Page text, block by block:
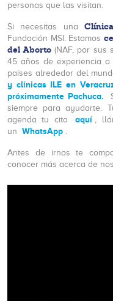
personas que las visitan.
Si necesitas una
Fundación MSI. Estamos
del Aborto (NAF, por sus
45 años de experiencia
países alrededor del
y clínicas ILE en
próximamente Pachuca.
siempre para ayudarte.
agenda tu cita
aquí ,
un WhatsApp .
Antes de irnos te
conocer más acerca de